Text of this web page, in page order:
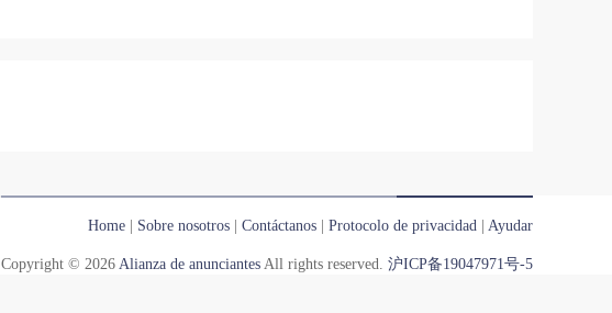
Home Sobre nosotros Contáctanos Protocolo de privacidad Ayudar
Copyright © 2026 Alianza de anunciantes All rights reserved. 沪ICP备19047971号-5